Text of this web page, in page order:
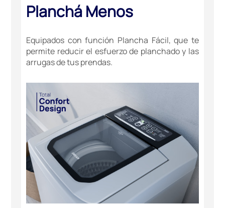
Planchá Menos
Equipados con función Plancha Fácil, que te
permite reducir el esfuerzo de planchado y las
arrugas de tus prendas.